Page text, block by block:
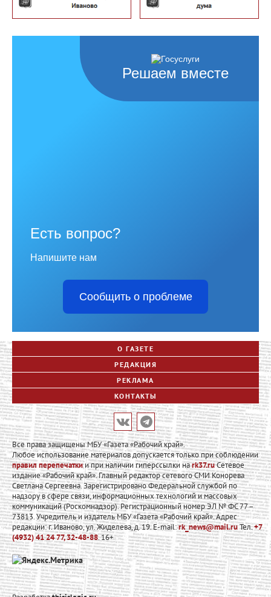
Решаем вместе
Есть вопрос?
Напишите нам
Сообщить о проблеме
О ГАЗЕТЕ
РЕДАКЦИЯ
РЕКЛАМА
КОНТАКТЫ
Все права защищены МБУ «Газета «Рабочий край».
Любое использование материалов допускается только при соблюдении
правил перепечаткии при наличии гиперссылки наrk37.ruСетевое
издание «Рабочий край». Главный редактор сетевого СМИ Конорева
Светлана Сергеевна. Зарегистрировано Федеральной службой по
надзору в сфере связи, информационных технологий и массовых
коммуникаций (Роскомнадзор). Регистрационный номер ЭЛ № ФС 77 –
73813. Учредитель и издатель МБУ «Газета «Рабочий край». Адрес
редакции: г. Иваново, ул. Жиделева, д. 19. E-mail:rk_news@mail.ruТел.+7
(4932) 41 24 77, 32-48-88. 16+